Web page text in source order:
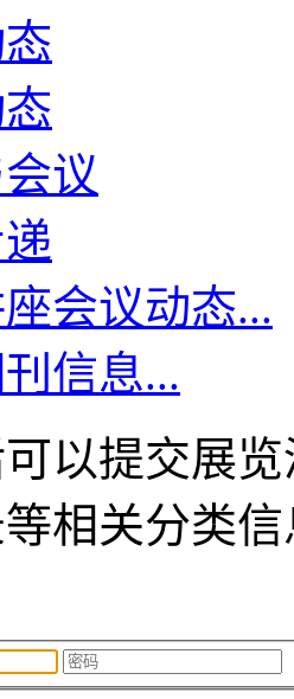
议
会议动态...
信息...
以提交展
相关分类